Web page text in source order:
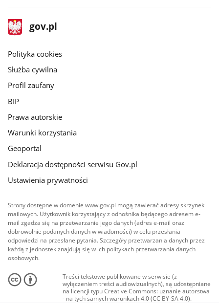
stopka
gov.pl
Strona
gov.pl
gov.pl
Polityka cookies
Służba cywilna
Profil zaufany
BIP
Prawa autorskie
Warunki korzystania
Geoportal
Deklaracja dostępności serwisu Gov.pl
Ustawienia prywatności
Strony dostępne w domenie www.gov.pl mogą zawierać adresy skrzynek
mailowych. Użytkownik korzystający z odnośnika będącego adresem e-
mail zgadza się na przetwarzanie jego danych (adres e-mail oraz
dobrowolnie podanych danych w wiadomości) w celu przesłania
odpowiedzi na przesłane pytania. Szczegóły przetwarzania danych przez
każdą z jednostek znajdują się w ich politykach przetwarzania danych
osobowych.
Treści tekstowe publikowane w serwisie (z
wyłączeniem treści audiowizualnych), są udostępniane
na licencji typu Creative Commons: uznanie autorstwa
- na tych samych warunkach 4.0 (CC BY-SA 4.0).
Materiały audiowizualne, w tym zdjęcia, materiały